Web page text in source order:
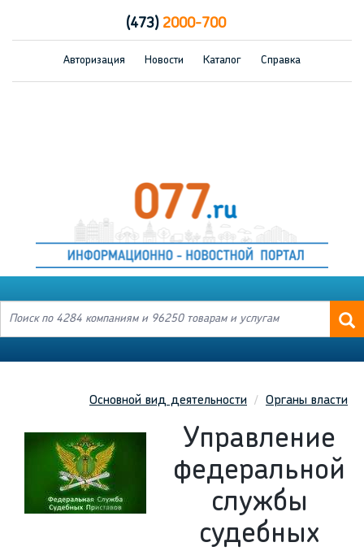
(473)2000-700
Авторизация Новости Каталог Справка
Основной вид деятельности Органы власти
Управление
федеральной
службы
судебных